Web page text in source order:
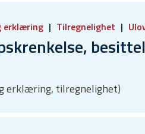
erklæring Tilregnelighet
erklæring, tilregnelighet)